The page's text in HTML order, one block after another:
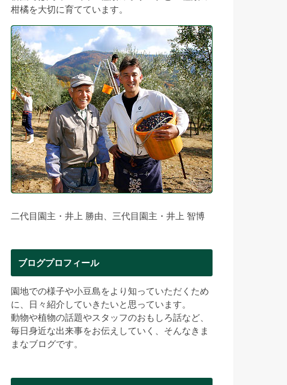
柑橘を大切に育てています。
二代目園主・井上 勝由、三代目園主・井上 智博
ブログプロフィール
園地での様子や小豆島をより知っていただくため
に、日々紹介していきたいと思っています。
動物や植物の話題やスタッフのおもしろ話など、
毎日身近な出来事をお伝えしていく、そんなきま
まなブログです。